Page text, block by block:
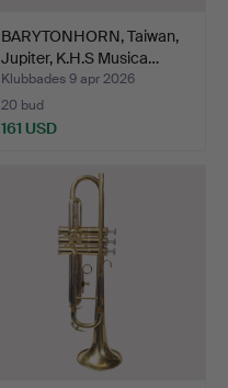
BARYTONHORN, Taiwan,
Jupiter, K.H.S Musica…
Klubbades 9 apr 2026
20 bud
161 USD